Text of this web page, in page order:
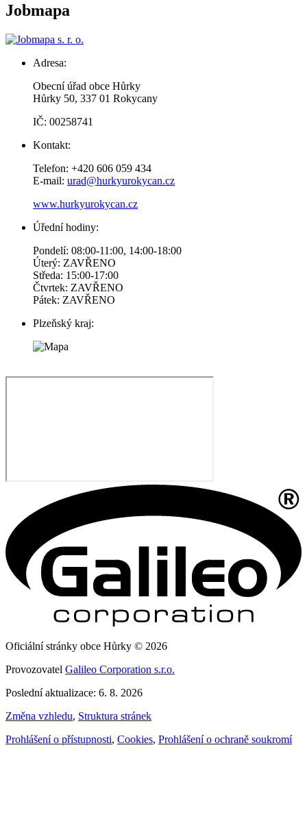
Jobmapa
Adresa:
Obecní úřad obce Hůrky
Hůrky 50, 337 01 Rokycany
IČ: 00258741
Kontakt:
Telefon: +420 606 059 434
E-mail: urad@hurkyurokycan.cz
www.hurkyurokycan.cz
Úřední hodiny:
Pondelí: 08:00-11:00, 14:00-18:00
Úterý: ZAVŘENO
Středa: 15:00-17:00
Čtvrtek: ZAVŘENO
Pátek: ZAVŘENO
Plzeňský kraj:
Oficiální stránky obce Hůrky © 2026
Provozovatel Galileo Corporation s.r.o.
Poslední aktualizace: 6. 8. 2026
Změna vzhledu, Struktura stránek
Prohlášení o přístupnosti, Cookies, Prohlášení o ochraně soukromí